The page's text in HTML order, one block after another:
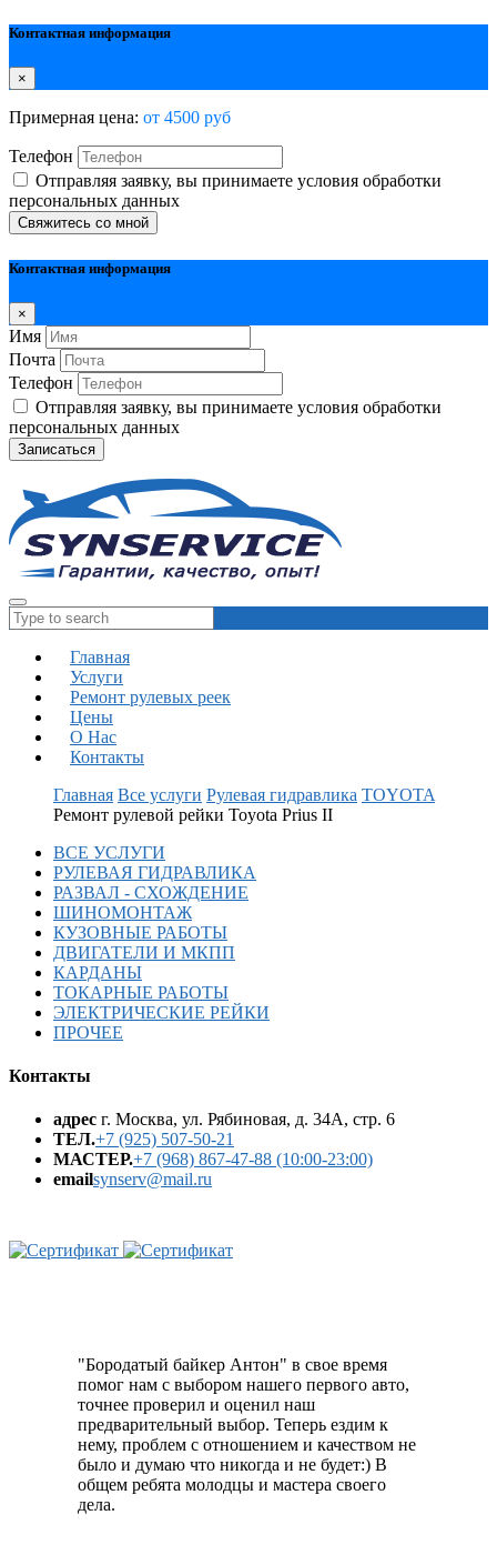
Контактная информация
×
Примерная цена: от 4500 руб
Телефон
Отправляя заявку, вы принимаете условия обработки
персональных данных
Свяжитесь со мной
Контактная информация
×
Имя
Почта
Телефон
Отправляя заявку, вы принимаете условия обработки
персональных данных
Записаться
Главная
Услуги
Ремонт рулевых реек
Цены
О Нас
Контакты
Главная Все услуги Рулевая гидравлика TOYOTA
Ремонт рулевой рейки Toyota Prius II
ВСЕ УСЛУГИ
РУЛЕВАЯ ГИДРАВЛИКА
РАЗВАЛ - СХОЖДЕНИЕ
ШИНОМОНТАЖ
КУЗОВНЫЕ РАБОТЫ
ДВИГАТЕЛИ И МКПП
КАРДАНЫ
ТОКАРНЫЕ РАБОТЫ
ЭЛЕКТРИЧЕСКИЕ РЕЙКИ
ПРОЧЕЕ
Контакты
адрес г. Москва, ул. Рябиновая, д. 34А, стр. 6
ТЕЛ.+7 (925) 507-50-21
МАСТЕР.+7 (968) 867-47-88 (10:00-23:00)
emailsynserv@mail.ru
"Бородатый байкер Антон" в свое время
помог нам с выбором нашего первого авто,
точнее проверил и оценил наш
предварительный выбор. Теперь ездим к
нему, проблем с отношением и качеством не
было и думаю что никогда и не будет:) В
общем ребята молодцы и мастера своего
дела.